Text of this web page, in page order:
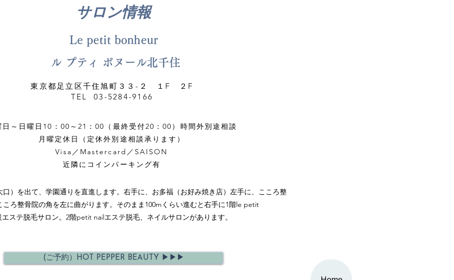
サロン情報
Le petit bonheur
ル プティ ボヌール北千住
東京都足立区千住旭町３３-２ １F ２F
TEL 03-5284-9166
日～日曜日10：00～21：00（最終受付20：00）時間外別途相談
月曜定休日（定休外別途相談承ります）
Visa／Mastercard／SAISON
近隣にコインパーキング有
口）を出て、学園通りを直進します。右手に、お多福（お好み焼き店）左手に、こころ整
ころ整骨院の角を左に曲がります。そのまま100mくらい進むと右手に1階le petit
ステ脱毛サロン。2階petit nailエステ脱毛、ネイルサロンがあります。
(ご予約）HOT PEPPER BEAUTY ▶︎▶︎▶︎